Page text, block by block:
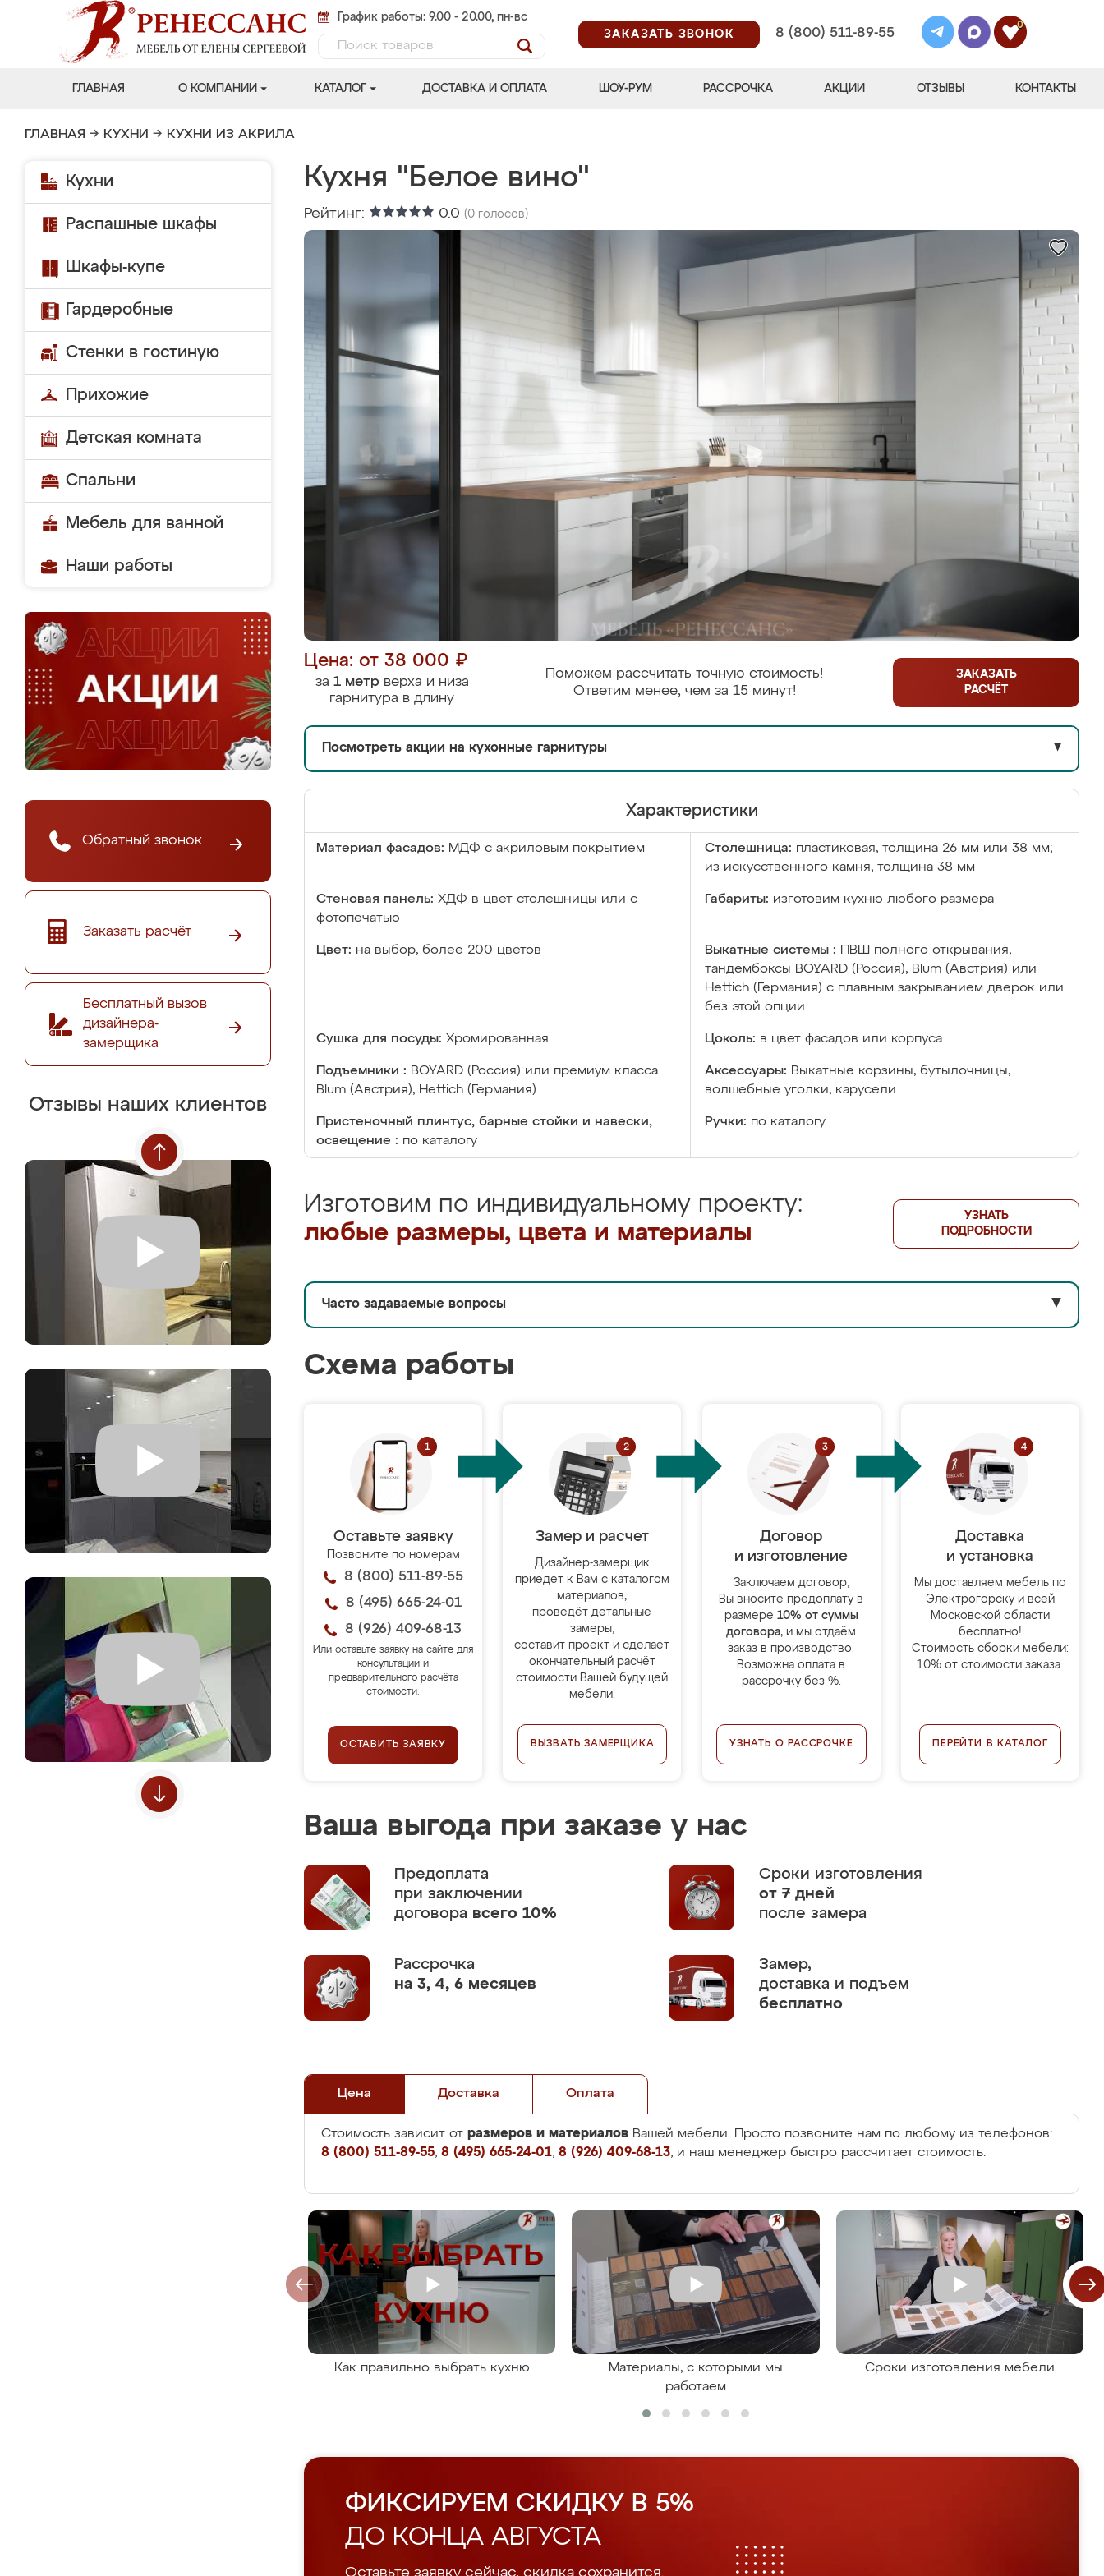
График работы: 9.00 - 20.00, пн-вс
ЗАКАЗАТЬ ЗВОНОК
8 (800) 511-89-55
0
ГЛАВНАЯ О КОМПАНИИ КАТАЛОГ ДОСТАВКА И ОПЛАТА ШОУ-РУМ РАССРОЧКА АКЦИИ ОТЗЫВЫ КОНТАКТЫ
ГЛАВНАЯ → КУХНИ → КУХНИ ИЗ АКРИЛА
Кухни
Распашные шкафы
Шкафы-купе
Гардеробные
Стенки в гостиную
Прихожие
Детская комната
Спальни
Мебель для ванной
Наши работы
Обратный звонок
Заказать расчёт
Бесплатный вызов
дизайнера-
замерщика
Отзывы наших клиентов
Кухня "Белое вино"
Рейтинг: 0.0 (0 голосов)
Цена: от 38 000 ₽
за 1 метрверха и низа
гарнитура в длину
Поможем рассчитать точную стоимость!
Ответим менее, чем за 15 минут!
ЗАКАЗАТЬ
РАСЧЁТ
Посмотреть акции на кухонные гарнитуры ▼
Характеристики
Материал фасадов: МДФ с акриловым покрытием Столешница: пластиковая, толщина 26 мм или 38 мм;
из искусственного камня, толщина 38 мм
Стеновая панель: ХДФ в цвет столешницы или с
фотопечатью
Габариты: изготовим кухню любого размера
Цвет: на выбор, более 200 цветов Выкатные системы :
ПВШ полного открывания,
тандембоксы BOYARD (Россия), Blum (Австрия) или
Hettich (Германия) с плавным закрыванием дверок или
без этой опции
Сушка для посуды: Хромированная Цоколь: в цвет фасадов или корпуса
Подъемники : BOYARD (Россия) или премиум класса
Blum (Австрия), Hettich (Германия)
Аксессуары: Выкатные корзины, бутылочницы,
волшебные уголки, карусели
Пристеночный плинтус, барные стойки и навески,
освещение : по каталогу
Ручки: по каталогу
Изготовим по индивидуальному проекту:
любые размеры, цвета и материалы
УЗНАТЬ
ПОДРОБНОСТИ
Часто задаваемые вопросы ▼
Схема работы
Оставьте заявку
Позвоните по номерам
8 (800) 511-89-55
8 (495) 665-24-01
8 (926) 409-68-13
Или оставьте заявку на сайте для
консультации и
предварительного расчёта
стоимости.
ОСТАВИТЬ ЗАЯВКУ
Замер и расчет
Дизайнер-замерщик
приедет к Вам с каталогом
материалов,
проведёт детальные
замеры,
составит проект и сделает
окончательный расчёт
стоимости Вашей будущей
мебели.
ВЫЗВАТЬ ЗАМЕРЩИКА
Договор
и изготовление
Заключаем договор,
Вы вносите предоплату в
размере 10% от суммы
договора, и мы отдаём
заказ в производство.
Возможна оплата в
рассрочку без %.
УЗНАТЬ О РАССРОЧКЕ
Доставка
и установка
Мы доставляем мебель по
Электрогорску и всей
Московской области
бесплатно!
Стоимость сборки мебели:
10% от стоимости заказа.
ПЕРЕЙТИ В КАТАЛОГ
Ваша выгода при заказе у нас
Предоплата
при заключении
договора всего 10%
Сроки изготовления
от 7 дней
после замера
Рассрочка
на 3, 4, 6 месяцев
Замер,
доставка и подъем
бесплатно
Цена Доставка Оплата
Стоимость зависит от размеров и материалов Вашей мебели. Просто позвоните нам по любому из телефонов:
8 (800) 511-89-55, 8 (495) 665-24-01, 8 (926) 409-68-13, и наш менеджер быстро рассчитает стоимость.
Как правильно выбрать кухню
Материалы, с которыми мы
работаем
Сроки изготовления мебели
ФИКСИРУЕМ СКИДКУ В 5%
ДО КОНЦА АВГУСТА
Оставьте заявку сейчас, скидка сохранится.